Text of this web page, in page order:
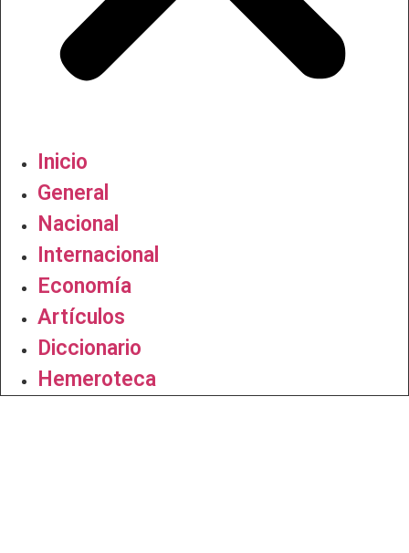
Inicio
General
Nacional
Internacional
Economía
Artículos
Diccionario
Hemeroteca